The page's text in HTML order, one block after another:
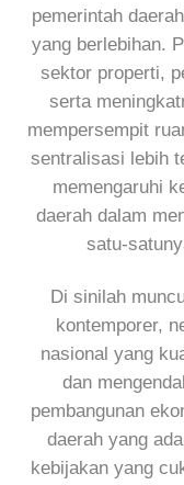
pemerintah
yang berlebihan.
sektor properti,
serta
mempersempit
sentralisasi lebih
memengaruhi
daerah dalam
satu-
Di sinilah
kontemporer,
nasional yang
dan
pembangunan
daerah yang
kebijakan yang